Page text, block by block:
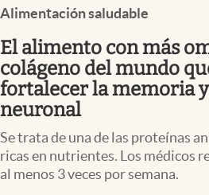
Alimentación saludable
El alimento con más
colágeno del mundo
fortalecer la memoria
neuronal
Se trata de una de las proteínas
ricas en nutrientes. Los médicos
al menos 3 veces por semana.